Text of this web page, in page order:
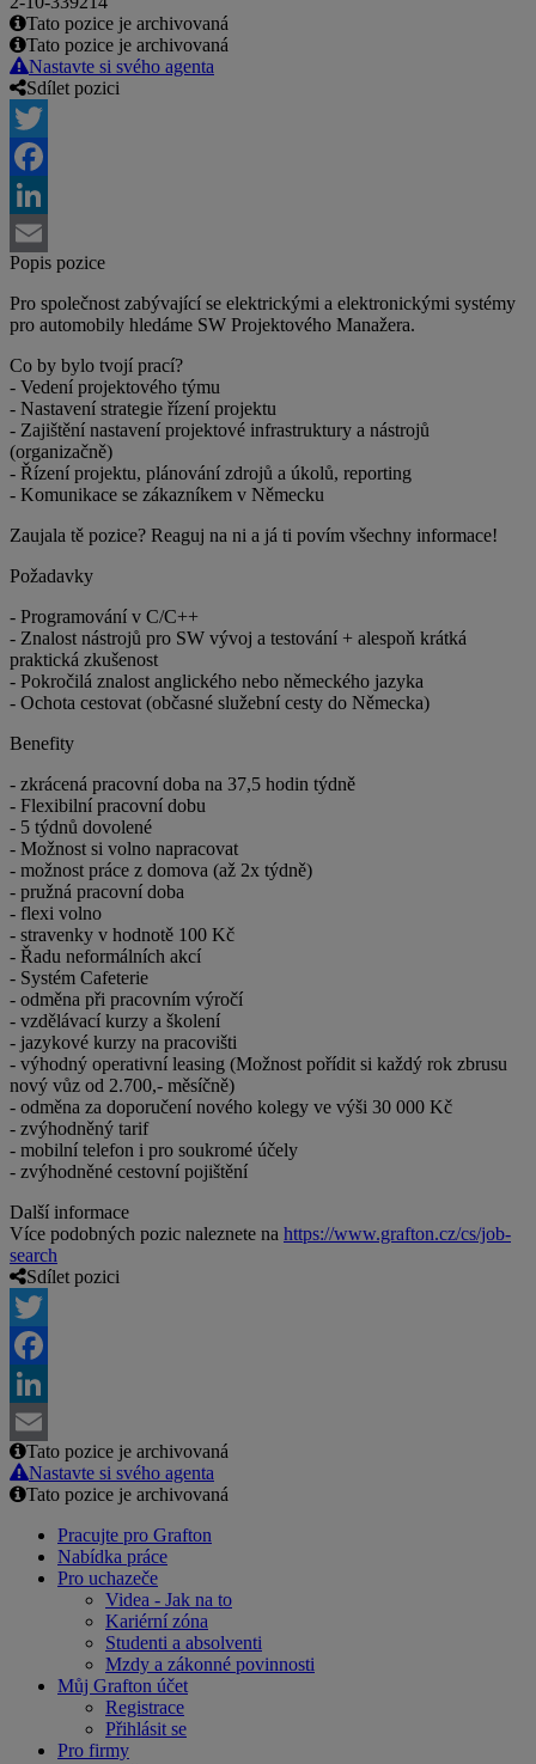
Tato pozice je archivovaná
Tato pozice je archivovaná
Nastavte si svého agenta
Sdílet pozici
Twitter
Facebook
LinkedIn
Email
Popis pozice
Pro společnost zabývající se elektrickými a elektronickými systémy
pro automobily hledáme SW Projektového Manažera.
Co by bylo tvojí prací?
- Vedení projektového týmu
- Nastavení strategie řízení projektu
- Zajištění nastavení projektové infrastruktury a nástrojů
(organizačně)
- Řízení projektu, plánování zdrojů a úkolů, reporting
- Komunikace se zákazníkem v Německu
Zaujala tě pozice? Reaguj na ni a já ti povím všechny informace!
Požadavky
- Programování v C/C++
- Znalost nástrojů pro SW vývoj a testování + alespoň krátká
praktická zkušenost
- Pokročilá znalost anglického nebo německého jazyka
- Ochota cestovat (občasné služební cesty do Německa)
Benefity
- zkrácená pracovní doba na 37,5 hodin týdně
- Flexibilní pracovní dobu
- 5 týdnů dovolené
- Možnost si volno napracovat
- možnost práce z domova (až 2x týdně)
- pružná pracovní doba
- flexi volno
- stravenky v hodnotě 100 Kč
- Řadu neformálních akcí
- Systém Cafeterie
- odměna při pracovním výročí
- vzdělávací kurzy a školení
- jazykové kurzy na pracovišti
- výhodný operativní leasing (Možnost pořídit si každý rok zbrusu
nový vůz od 2.700,- měsíčně)
- odměna za doporučení nového kolegy ve výši 30 000 Kč
- zvýhodněný tarif
- mobilní telefon i pro soukromé účely
- zvýhodněné cestovní pojištění
Další informace
Více podobných pozic naleznete na https://www.grafton.cz/cs/job-
search
Sdílet pozici
Twitter
Facebook
LinkedIn
Email
Tato pozice je archivovaná
Nastavte si svého agenta
Tato pozice je archivovaná
Pracujte pro Grafton
Nabídka práce
Pro uchazeče
Videa - Jak na to
Kariérní zóna
Studenti a absolventi
Mzdy a zákonné povinnosti
Můj Grafton účet
Registrace
Přihlásit se
Pro firmy